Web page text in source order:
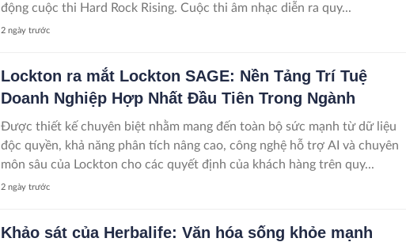
động cuộc thi Hard Rock Rising. Cuộc thi âm nhạc diễn ra quy...
2 ngày trước
Lockton ra mắt Lockton SAGE: Nền Tảng Trí Tuệ
Doanh Nghiệp Hợp Nhất Đầu Tiên Trong Ngành
Được thiết kế chuyên biệt nhằm mang đến toàn bộ sức mạnh từ dữ liệu
độc quyền, khả năng phân tích nâng cao, công nghệ hỗ trợ AI và chuyên
môn sâu của Lockton cho các quyết định của khách hàng trên quy...
2 ngày trước
Khảo sát của Herbalife: Văn hóa sống khỏe mạnh